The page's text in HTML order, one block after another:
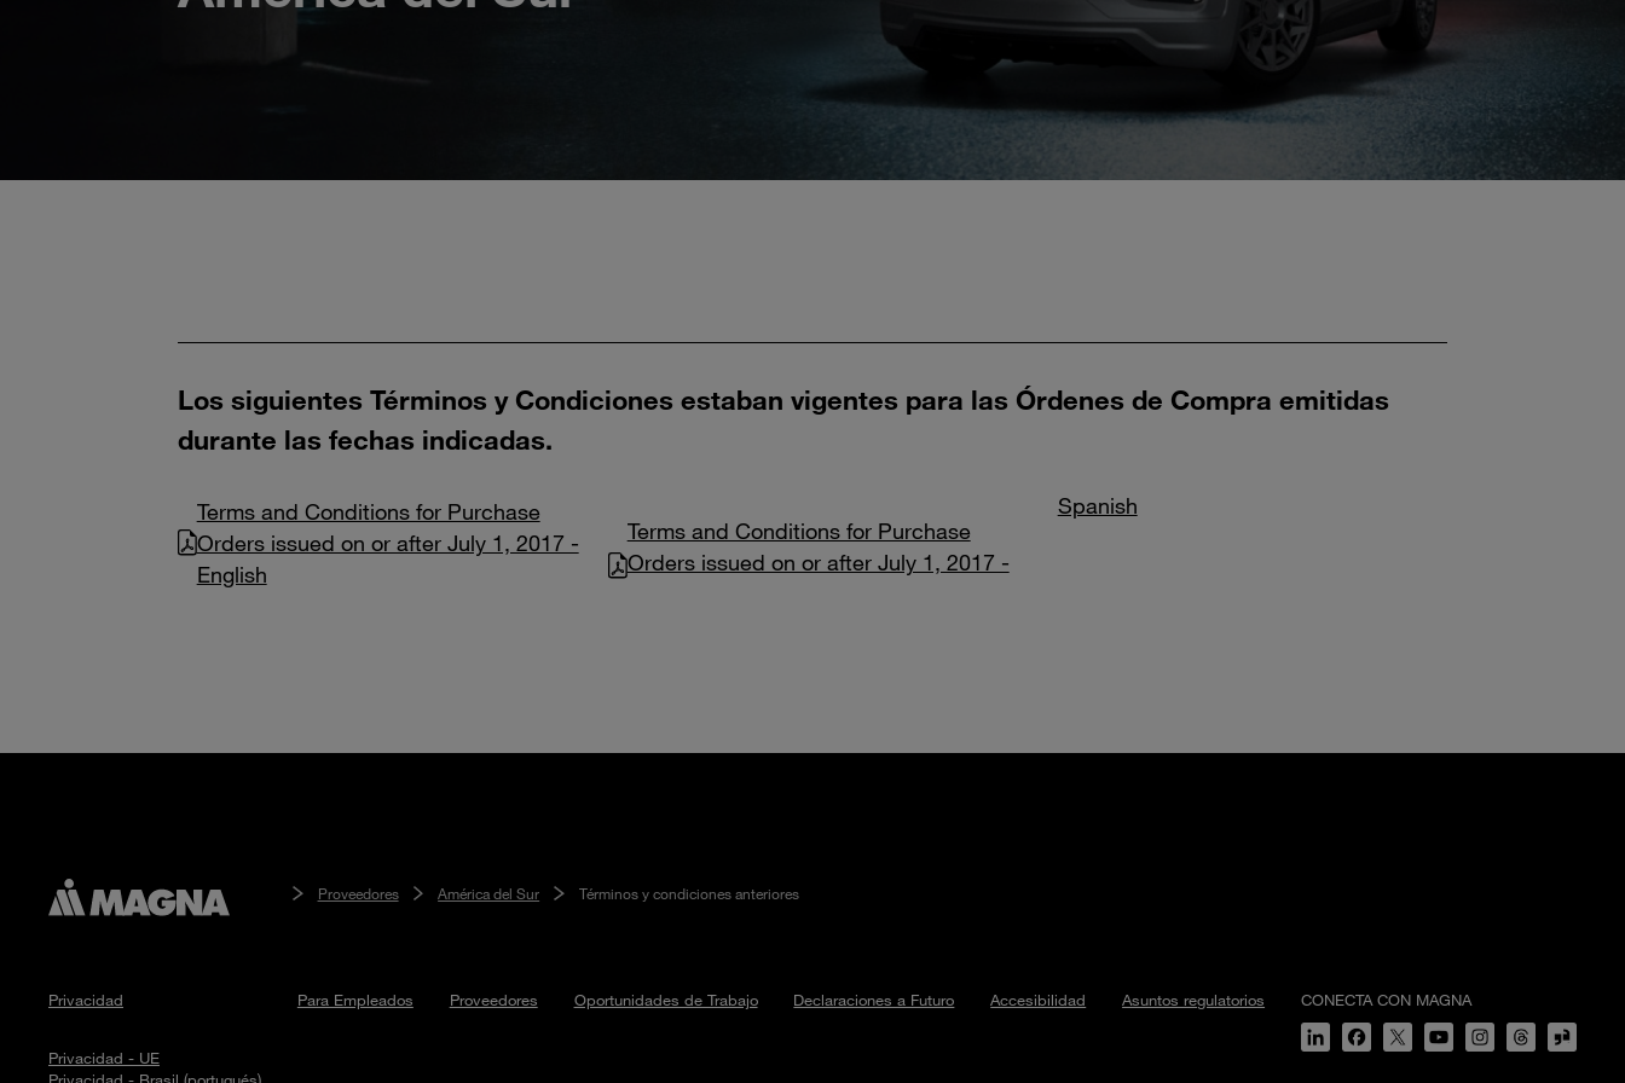
Los siguientes Términos y Condiciones estaban vigentes para las Órdenes de Compra emitidas
durante las fechas indicadas.
Terms and Conditions for Purchase
Orders issued on or after July 1, 2017 -
English
Terms and Conditions for Purchase
Orders issued on or after July 1, 2017 -
Spanish
Proveedores América del Sur Términos y condiciones anteriores
Privacidad
Privacidad - UE
Privacidad - Brasil (portugués)
Para Empleados Proveedores Oportunidades de Trabajo Declaraciones a Futuro Accesibilidad Asuntos regulatorios CONECTA CON MAGNA